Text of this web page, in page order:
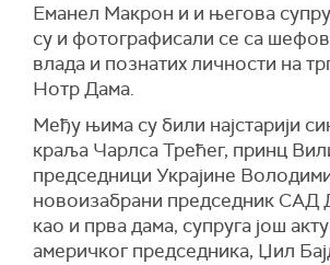
Еманел Макрон и и његова
су и фотографисали се са
влада и познатих личности на
Нотр Дама.
Међу њима су били најстарији
краља Чарлса Трећег, принц
председници Украјине
новоизабрани председник САД
као и прва дама, супруга још
америчког председника, Џил